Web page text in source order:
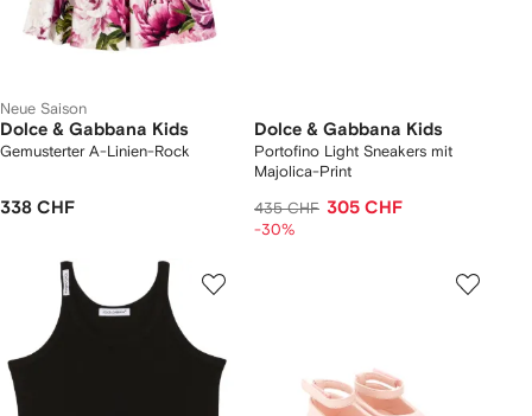
Neue Saison
Dolce & Gabbana Kids
Gemusterter A-Linien-Rock
338 CHF
Dolce & Gabbana Kids
Portofino Light Sneakers mit
Majolica-Print
435 CHF 305 CHF
-30%